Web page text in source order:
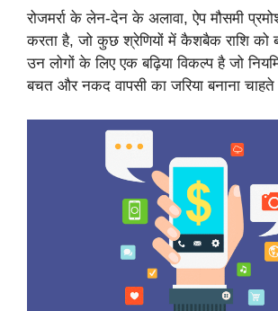
रोजमर्रा के लेन-देन के अलावा, ऐप मौसमी
करता है, जो कुछ श्रेणियों में कैशबैक राशि को
उन लोगों के लिए एक बढ़िया विकल्प है जो
बचत और नकद वापसी का जरिया बनाना चाहते